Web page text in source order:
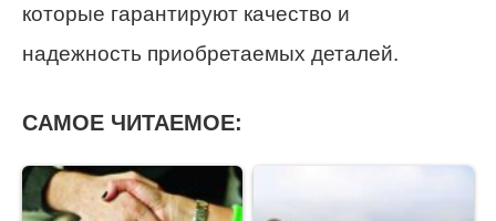
которые гарантируют качество и
надежность приобретаемых деталей.
САМОЕ ЧИТАЕМОЕ: